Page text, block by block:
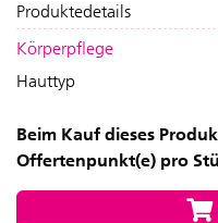
Produktedetails
Körperpflege
Hauttyp
Beim Kauf dieses
Offertenpunkt(e) pro